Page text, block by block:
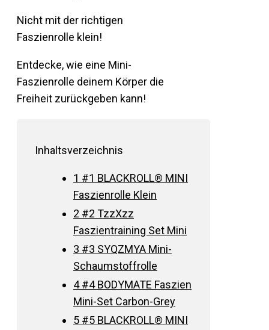
Nicht mit der richtigen
Faszienrolle klein!
Entdecke, wie eine Mini-
Faszienrolle deinem Körper die
Freiheit zurückgeben kann!
Inhaltsverzeichnis
1 #1 BLACKROLL® MINI
Faszienrolle Klein
2 #2 TzzXzz
Faszientraining Set Mini
3 #3 SYQZMYA Mini-
Schaumstoffrolle
4#4 BODYMATE Faszien
Mini-Set Carbon-Grey
5 #5 BLACKROLL® MINI